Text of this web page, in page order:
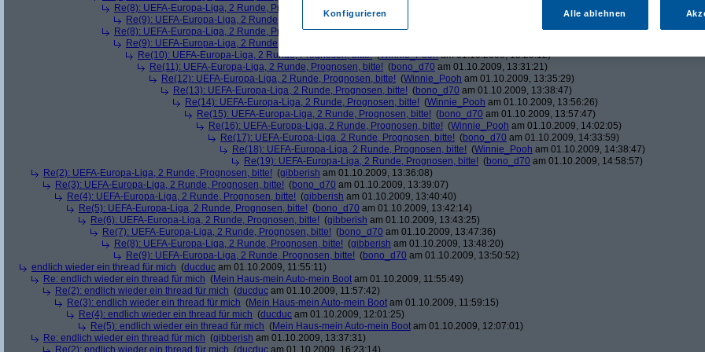
Re(8): UEFA-Europa-Liga, 2 Runde, Prognosen, bitte! ( ducduc
Re(9): UEFA-Europa-Liga, 2 Runde, Prognosen, bitte! (bono_d70
Re(8): UEFA-Europa-Liga, 2 Runde, Prognosen, bitte!(Winnie_Pooh
Re(9): UEFA-Europa-Liga, 2 Runde, Prognosen, bitte!
Re(10): UEFA-Europa-Liga, 2 Runde, Prognosen, bitte!(Winnie_Pooham 01.10.2009, 13:29:12)
Re(11): UEFA-Europa-Liga, 2 Runde, Prognosen, bitte! (bono_d70 am 01.10.2009, 13:31:21)
Re(12): UEFA-Europa-Liga, 2 Runde, Prognosen, bitte! (Winnie_Pooh am 01.10.2009, 13:35:29)
Re(13): UEFA-Europa-Liga, 2 Runde, Prognosen, bitte! (bono_d70 am 01.10.2009, 13:38:47)
Re(14): UEFA-Europa-Liga, 2 Runde, Prognosen, bitte! (Winnie_Pooh am 01.10.2009, 13:56:26)
Re(15): UEFA-Europa-Liga, 2 Runde, Prognosen, bitte! (bono_d70 am 01.10.2009, 13:57:47)
Re(16): UEFA-Europa-Liga, 2 Runde, Prognosen, bitte! (Winnie_Pooh am 01.10.2009, 14:02:05)
Re(17): UEFA-Europa-Liga, 2 Runde, Prognosen, bitte! (bono_d70 am 01.10.2009, 14:33:59)
Re(18): UEFA-Europa-Liga, 2 Runde, Prognosen, bitte! (Winnie_Pooh am 01.10.2009, 14:38:47)
Re(19): UEFA-Europa-Liga, 2 Runde, Prognosen, bitte! (bono_d70 am 01.10.2009, 14:58:57)
Re(2): UEFA-Europa-Liga, 2 Runde, Prognosen, bitte! (gibberish am 01.10.2009, 13:36:08)
Re(3): UEFA-Europa-Liga, 2 Runde, Prognosen, bitte! (bono_d70 am 01.10.2009, 13:39:07)
Re(4): UEFA-Europa-Liga, 2 Runde, Prognosen, bitte! (gibberish am 01.10.2009, 13:40:40)
Re(5): UEFA-Europa-Liga, 2 Runde, Prognosen, bitte! (bono_d70 am 01.10.2009, 13:42:14)
Re(6): UEFA-Europa-Liga, 2 Runde, Prognosen, bitte! (gibberish am 01.10.2009, 13:43:25)
Re(7): UEFA-Europa-Liga, 2 Runde, Prognosen, bitte! (bono_d70 am 01.10.2009, 13:47:36)
Re(8): UEFA-Europa-Liga, 2 Runde, Prognosen, bitte! (gibberish am 01.10.2009, 13:48:20)
Re(9): UEFA-Europa-Liga, 2 Runde, Prognosen, bitte! (bono_d70 am 01.10.2009, 13:50:52)
endlich wieder ein thread für mich (ducduc am 01.10.2009, 11:55:11)
Re: endlich wieder ein thread für mich (Mein Haus-mein Auto-mein Boot am 01.10.2009, 11:55:49)
Re(2): endlich wieder ein thread für mich (ducduc am 01.10.2009, 11:57:42)
Re(3): endlich wieder ein thread für mich (Mein Haus-mein Auto-mein Boot am 01.10.2009, 11:59:15)
Re(4): endlich wieder ein thread für mich (ducduc am 01.10.2009, 12:01:25)
Re(5): endlich wieder ein thread für mich (Mein Haus-mein Auto-mein Boot am 01.10.2009, 12:07:01)
Re: endlich wieder ein thread für mich (gibberish am 01.10.2009, 13:37:31)
Re(2): endlich wieder ein thread für mich (ducduc am 01.10.2009, 16:23:14)
Konfigurieren Alle ablehnen